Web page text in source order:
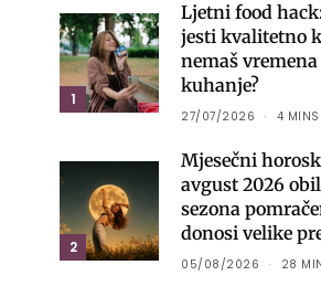
1
Ljetni food
jesti kvalitetno
nemaš vremena
kuhanje?
27/07/2026 4 MINS
2
Mjesečni
avgust 2026
sezona
donosi velike
05/08/2026 28